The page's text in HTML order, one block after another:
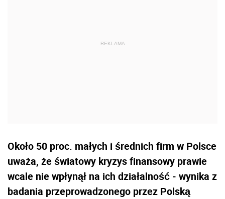
Około 50 proc. małych i średnich firm w Polsce
uważa, że światowy kryzys finansowy prawie
wcale nie wpłynął na ich działalność - wynika z
badania przeprowadzonego przez Polską